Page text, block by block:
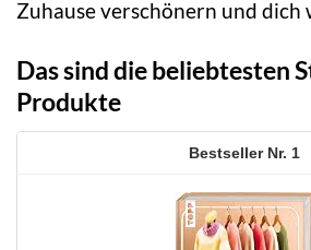
Zuhause verschönern und dich
Das sind die beliebtesten
Produkte
1